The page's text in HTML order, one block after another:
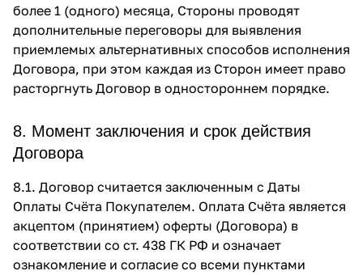
более 1 (одного) месяца, Стороны проводят
дополнительные переговоры для выявления
приемлемых альтернативных способов исполнения
Договора, при этом каждая из Сторон имеет право
расторгнуть Договор в одностороннем порядке.
8. Момент заключения и срок действия
Договора
8.1. Договор считается заключенным с Даты
Оплаты Счёта Покупателем. Оплата Счёта является
акцептом (принятием) оферты (Договора) в
соответствии со ст. 438 ГК РФ и означает
ознакомление и согласие со всеми пунктами